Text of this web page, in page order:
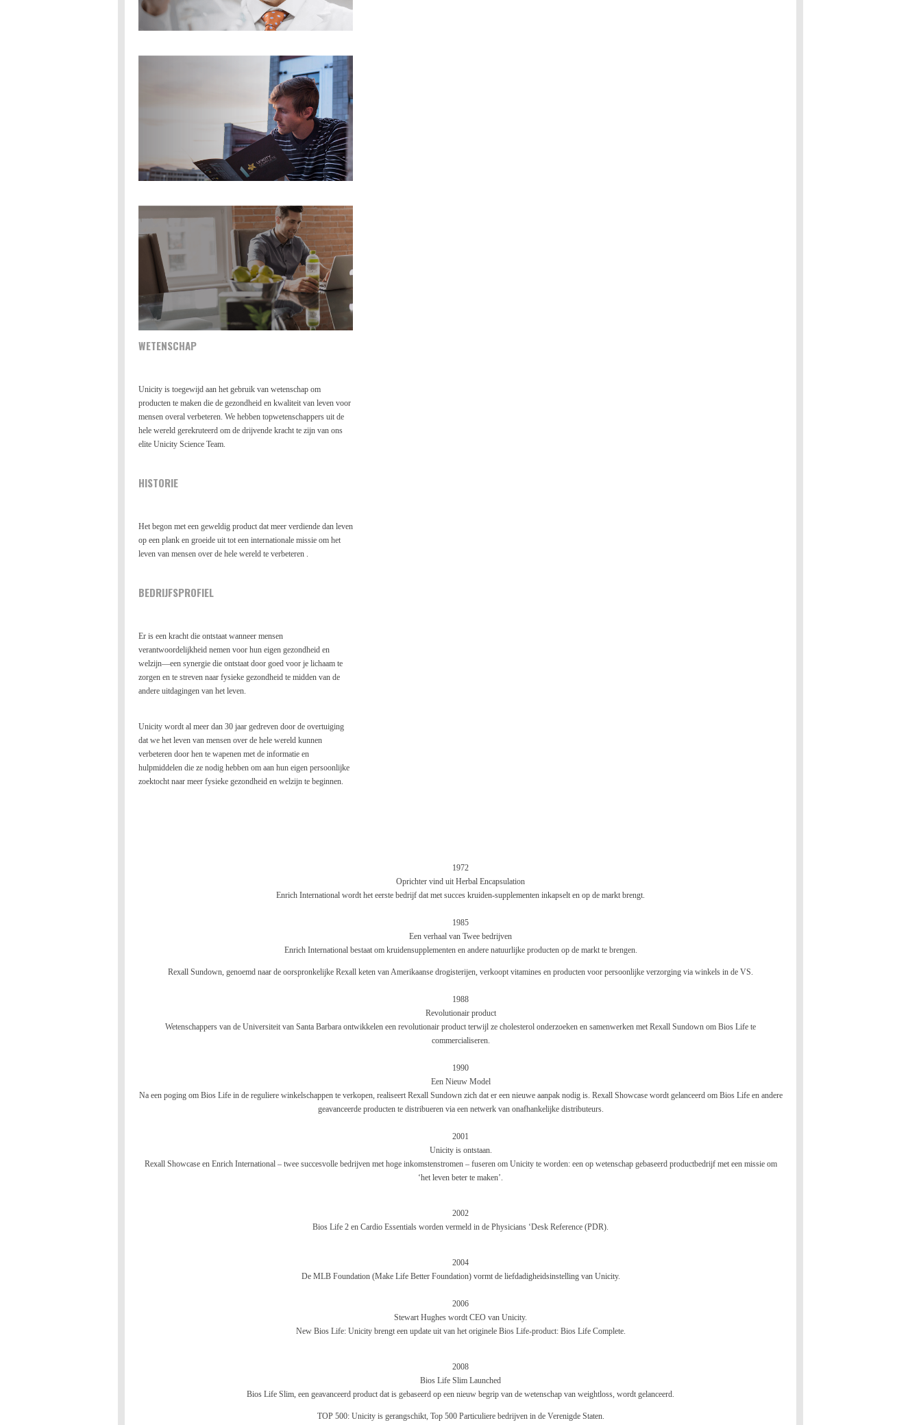
WETENSCHAP
Unicity is toegewijd aan het gebruik van wetenschap om
producten te maken die de gezondheid en kwaliteit van leven voor
mensen overal verbeteren. We hebben topwetenschappers uit de
hele wereld gerekruteerd om de drijvende kracht te zijn van ons
elite Unicity Science Team.
HISTORIE
Het begon met een geweldig product dat meer verdiende dan leven
op een plank en groeide uit tot een internationale missie om het
leven van mensen over de hele wereld te verbeteren .
BEDRIJFSPROFIEL
Er is een kracht die ontstaat wanneer mensen
verantwoordelijkheid nemen voor hun eigen gezondheid en
welzijn—een synergie die ontstaat door goed voor je lichaam te
zorgen en te streven naar fysieke gezondheid te midden van de
andere uitdagingen van het leven.
Unicity wordt al meer dan 30 jaar gedreven door de overtuiging
dat we het leven van mensen over de hele wereld kunnen
verbeteren door hen te wapenen met de informatie en
hulpmiddelen die ze nodig hebben om aan hun eigen persoonlijke
zoektocht naar meer fysieke gezondheid en welzijn te beginnen.
1972
Oprichter vind uit Herbal Encapsulation
Enrich International wordt het eerste bedrijf dat met succes kruiden-supplementen inkapselt en op de markt brengt.
1985
Een verhaal van Twee bedrijven
Enrich International bestaat om kruidensupplementen en andere natuurlijke producten op de markt te brengen.
Rexall Sundown, genoemd naar de oorspronkelijke Rexall keten van Amerikaanse drogisterijen, verkoopt vitamines en producten voor persoonlijke verzorging via winkels in de VS.
1988
Revolutionair product
Wetenschappers van de Universiteit van Santa Barbara ontwikkelen een revolutionair product terwijl ze cholesterol onderzoeken en samenwerken met Rexall Sundown om Bios Life te
commercialiseren.
1990
Een Nieuw Model
Na een poging om Bios Life in de reguliere winkelschappen te verkopen, realiseert Rexall Sundown zich dat er een nieuwe aanpak nodig is. Rexall Showcase wordt gelanceerd om Bios Life en andere
geavanceerde producten te distribueren via een netwerk van onafhankelijke distributeurs.
2001
Unicity is ontstaan.
Rexall Showcase en Enrich International – twee succesvolle bedrijven met hoge inkomstenstromen – fuseren om Unicity te worden: een op wetenschap gebaseerd productbedrijf met een missie om
‘het leven beter te maken’.
2002
Bios Life 2 en Cardio Essentials worden vermeld in de Physicians ‘Desk Reference (PDR).
2004
De MLB Foundation (Make Life Better Foundation) vormt de liefdadigheidsinstelling van Unicity.
2006
Stewart Hughes wordt CEO van Unicity.
New Bios Life: Unicity brengt een update uit van het originele Bios Life-product: Bios Life Complete.
2008
Bios Life Slim Launched
Bios Life Slim, een geavanceerd product dat is gebaseerd op een nieuw begrip van de wetenschap van weightloss, wordt gelanceerd.
TOP 500: Unicity is gerangschikt, Top 500 Particuliere bedrijven in de Verenigde Staten.